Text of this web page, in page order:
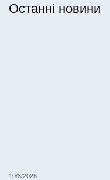
Останні новини
10/8/2026